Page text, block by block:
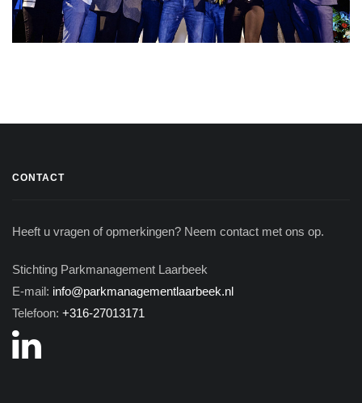
CONTACT
Heeft u vragen of opmerkingen? Neem contact met ons op.
Stichting Parkmanagement Laarbeek
E-mail: info@parkmanagementlaarbeek.nl
Telefoon: +316-27013171